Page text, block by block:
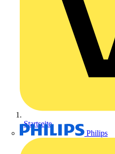
Philips
Startseite